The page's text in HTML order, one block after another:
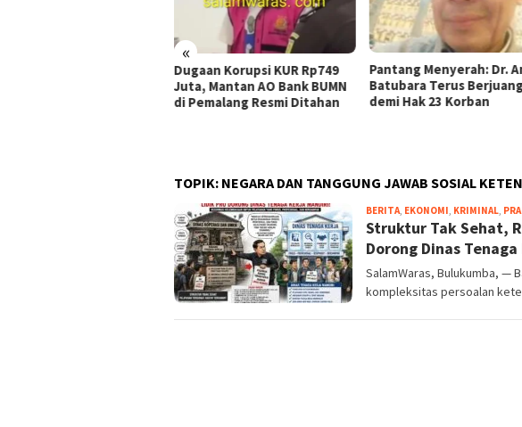
«
Dugaan Korupsi KUR Rp749
Juta, Mantan AO Bank BUMN
di Pemalang Resmi Ditahan
Pantang Menyerah: Dr.
Batubara Terus Berjuang
demi Hak 23 Korban
TOPIK: NEGARA DAN TANGGUNG JAWAB SOSIAL
BERITA, EKONOMI, KRIMINAL,
Struktur Tak Sehat,
Dorong Dinas
SalamWaras, Bulukumba, —
kompleksitas persoalan